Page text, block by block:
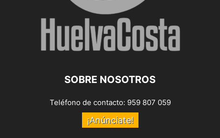
SOBRE NOSOTROS
Teléfono de contacto: 959 807 059
¡Anúnciate!